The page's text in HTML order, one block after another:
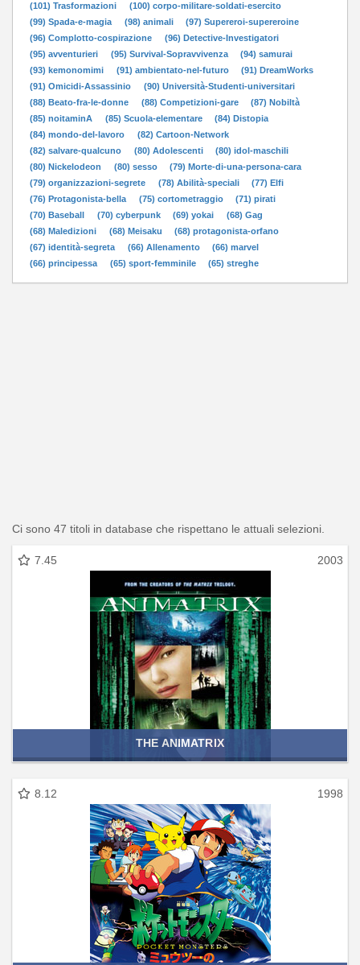
(101) Trasformazioni
(100) corpo-militare-soldati-esercito
(99) Spada-e-magia
(98) animali
(97) Supereroi-supereroine
(96) Complotto-cospirazione
(96) Detective-Investigatori
(95) avventurieri
(95) Survival-Sopravvivenza
(94) samurai
(93) kemonomimi
(91) ambientato-nel-futuro
(91) DreamWorks
(91) Omicidi-Assassinio
(90) Università-Studenti-universitari
(88) Beato-fra-le-donne
(88) Competizioni-gare
(87) Nobiltà
(85) noitaminA
(85) Scuola-elementare
(84) Distopia
(84) mondo-del-lavoro
(82) Cartoon-Network
(82) salvare-qualcuno
(80) Adolescenti
(80) idol-maschili
(80) Nickelodeon
(80) sesso
(79) Morte-di-una-persona-cara
(79) organizzazioni-segrete
(78) Abilità-speciali
(77) Elfi
(76) Protagonista-bella
(75) cortometraggio
(71) pirati
(70) Baseball
(70) cyberpunk (69) yokai
(68) Gag
(68) Maledizioni
(68) Meisaku
(68) protagonista-orfano
(67) identità-segreta
(66) Allenamento
(66) marvel
(66) principessa
(65) sport-femminile (65) streghe
Ci sono 47 titoli in database che rispettano le attuali selezioni.
7.45 2003
THE ANIMATRIX
8.12 1998